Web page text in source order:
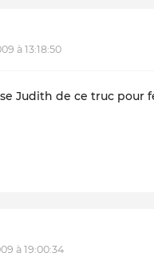
à 13:18:50
Judith de ce truc pour
à 19:00:34